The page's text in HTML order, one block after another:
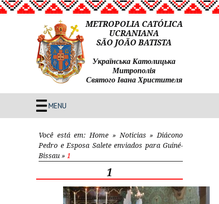
METROPOLIA CATÓLICA
UCRANIANA
SÃO JOÃO BATISTA
Українська Католицька
Митрополія
Святого Івана Христителя
MENU
Você está em: Home » Noticias » Diácono
Pedro e Esposa Salete enviados para Guiné-
Bissau » 1
1